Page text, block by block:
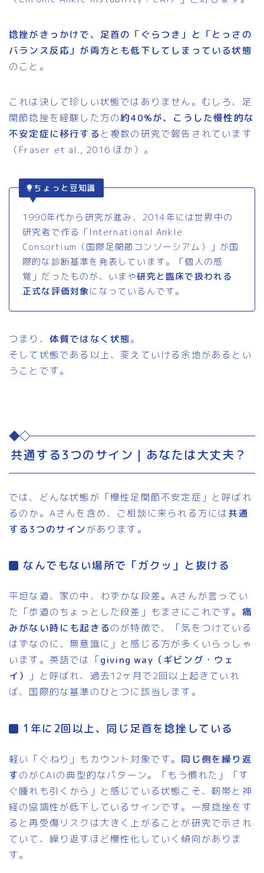
捻挫がきっかけで、足首の「ぐらつき」と「とっさの
バランス反応」が両方とも低下してしまっている状態
のこと。
これは決して珍しい状態ではありません。むしろ、足
関節捻挫を経験した方の約40%が、こうした慢性的な
不安定症に移行する と複数の研究で報告されています
（Fraser et al., 2016 ほか）。
ちょっと豆知識
1990年代から研究が進み、2014年には世界中の
研究者で作る「International Ankle
Consortium（国際足関節コンソーシアム）」が国
際的な診断基準を発表しています。「個人の感
覚」だったものが、いまや研究と臨床で扱われる
正式な評価対象になっているんです。
つまり、 体質ではなく状態。
そして状態である以上、変えていける余地があるとい
うことです。
共通する3つのサイン｜あなたは大丈夫？
では、どんな状態が「慢性足関節不安定症」と呼ばれ
るのか。Aさんを含め、ご相談に来られる方には共通
する3つのサインがあります。
なんでもない場所で「ガクッ」と抜ける
平坦な道、家の中、わずかな段差。Aさんが言ってい
た「歩道のちょっとした段差」もまさにこれです。 痛
みがない時にも起きるのが特徴で、「気をつけている
はずなのに、無意識に」と感じる方が多くいらっしゃ
います。英語では「giving way（ギビング・ウェ
イ）
」と呼ばれ、過去12ヶ月で2回以上起きていれ
ば、国際的な基準のひとつに該当します。
1年に2回以上、同じ足首を捻挫している
軽い「ぐねり」もカウント対象です。 同じ側を繰り返
すのがCAIの典型的なパターン。「もう慣れた」「す
ぐ腫れも引くから」と感じている状態こそ、靭帯と神
経の協調性が低下しているサインです。一度捻挫をす
ると再受傷リスクは大きく上がることが研究で示され
ていて、繰り返すほど慢性化していく傾向がありま
す。